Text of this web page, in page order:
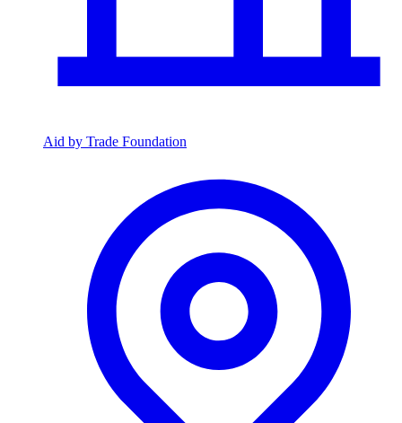
Aid by Trade Foundation